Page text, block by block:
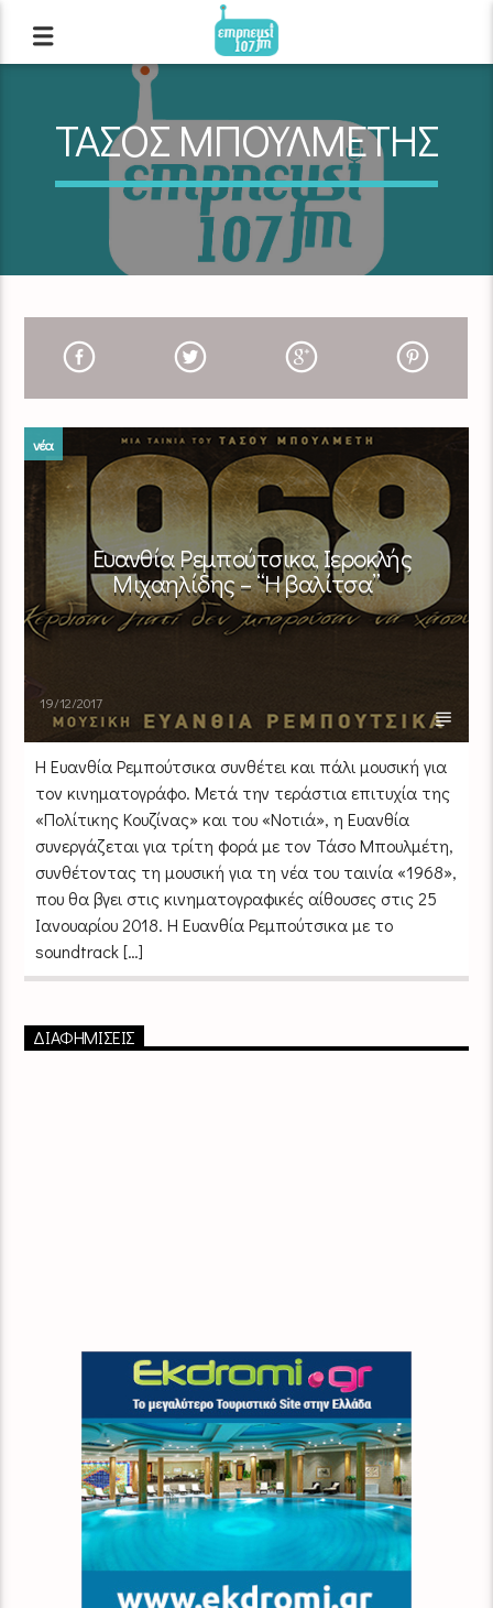
ΤΑΣΟΣ ΜΠΟΥΛΜΕΤΗΣ
νέα
Ευανθία Ρεμπούτσικα, Ιεροκλής
Μιχαηλίδης – “H βαλίτσα”
19/12/2017
Η Ευανθία Ρεμπούτσικα συνθέτει και πάλι μουσική για
τον κινηματογράφο. Μετά την τεράστια επιτυχία της
«Πολίτικης Κουζίνας» και του «Νοτιά», η Ευανθία
συνεργάζεται για τρίτη φορά με τον Τάσο Μπουλμέτη,
συνθέτοντας τη μουσική για τη νέα του ταινία «1968»,
που θα βγει στις κινηματογραφικές αίθουσες στις 25
Ιανουαρίου 2018. Η Ευανθία Ρεμπούτσικα με το
soundtrack […]
ΔΙΑΦΗΜΙΣΕΙΣ